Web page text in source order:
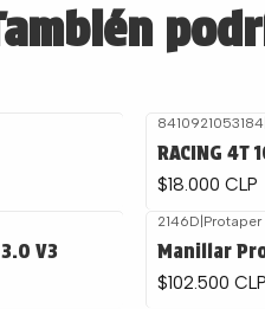
8410921053184
RACING 4T
$18.000 CLP
V3
2146D Protaper
Manillar
$102.500 CLP